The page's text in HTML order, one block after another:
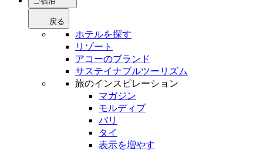
戻る
ホテルを探す
リゾート
アコーのブランド
サステイナブルツーリズム
旅のインスピレーション
マガジン
モルディブ
バリ
タイ
表示を増やす